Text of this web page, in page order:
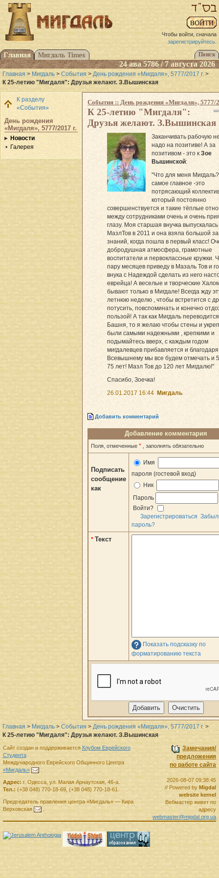
Чтобы войти, сначала
зарегистрируйтесь.
24 ава 5786 / 7 августа 2026
Главная > Мигдаль > События > День рождения «Мигдаля», 5777/2017 г. >
К 25-летию "Мигдаля": Друзья желают. З.Вышинская
К разделу
«События»
День рождения
«Мигдаля», 5777/2017 г.
Новости
Галерея
События :: День рождения «Мигдаля», 5777/
К 25-летию "Мигдаля":
Друзья желают. З.Вышинская
Заканчивать рабочую
надо на позитиве! А за
позитивом - это кЗое
Вышинской:
"Что для меня
самое главное -это
потрясающий
который постоянно
совершенствуется и такие тёплые
между сотрудниками очень и очень
глазу. Моя старшая внучка выпускалась
МазлТов в 2011 и она взяла большой
знаний, когда пошла в первый класс!
добродушная атмосфера, грамотные
воспитатели и первоклассные кружки.
пару месяцев приведу в Мазаль Тов и
внука с Надеждой сделать из него
еврейца! А веселые и творческие
бывают только в Мигдале! Всегда жду
летнюю неделю , чтобы встретится с
потусить, повспоминать и конечно
пользой! А так как Мигдаль переводится
Башня, то я желаю чтобы стены и
были самыми надежными , крепкими и
подымайтесь вверх, с каждым годом
мигдалевцев прибавляется и благодаря
Всевышнему мы все будем отмечать и
75 лет! Мазл Тов до 120 лет Мигдалю!"
Спасибо, Зоечка!
26.01.2017 16:44 Мигдаль
Добавить комментарий
Добавление комментария
Поля, отмеченные * , заполнять обязательно
Подписать
сообщение
как
Имя
пароля (гостевой вход)
Ник
Пароль
Войти?
Зарегистрироваться
пароль?
* Текст
Показать подсказку по
форматированию текста
Главная > Мигдаль > События > День рождения «Мигдаля», 5777/2017 г. >
К 25-летию "Мигдаля": Друзья желают. З.Вышинская
Замечания/
предложения
по работе сайта
2026-08-07 09:38:45
// Powered byMigdal
website kernel
Вебмастер живет по
адресу
webmaster@migdal.org.ua
Сайт создан и поддерживается Клубом Еврейского
Студента
Международного Еврейского Общинного Центра
«Мигдаль»
.
Адрес: г. Одесса, ул. Малая Арнаутская, 46-а.
Тел.: (+38 048) 770-18-69, (+38 048) 770-18-61
Председатель правленияцентра «Мигдаль»— Кира
Верховская
.